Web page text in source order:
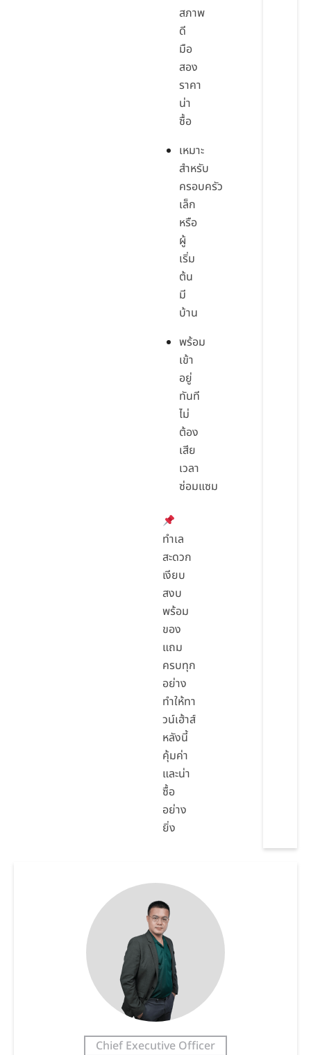
สภาพ
ดี
มือ
สอง
ราคา
น่า
ซื้อ
เหมาะ
สำหรับ
ครอบครัว
เล็ก
หรือ
ผู้
เริ่ม
ต้น
มี
บ้าน
พร้อม
เข้า
อยู่
ทันที
ไม่
ต้อง
เสีย
เวลา
ซ่อมแซม
ทำเล
สะดวก
เงียบ
สงบ
พร้อม
ของ
แถม
ครบทุก
อย่าง
ทำให้ทา
วน์เฮ้าส์
หลังนี้
คุ้มค่า
และน่า
ซื้อ
อย่าง
ยิ่ง
Chief Executive Officer